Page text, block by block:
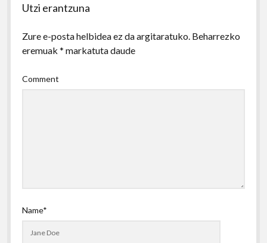
Utzi erantzuna
Zure e-posta helbidea ez da argitaratuko. Beharrezko
eremuak * markatuta daude
Comment
Name*